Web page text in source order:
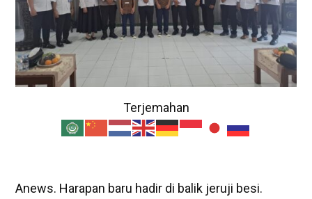
Terjemahan
Anews. Harapan baru hadir di balik jeruji besi.